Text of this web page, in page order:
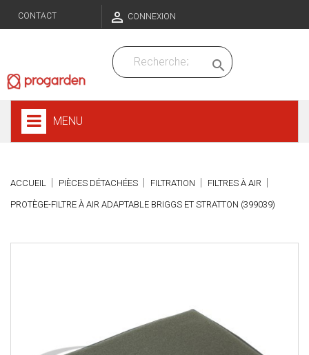
CONTACT  CONNEXION

MENU
ACCUEIL PIÈCES DÉTACHÉES FILTRATION FILTRES À AIR
PROTÈGE-FILTRE À AIR ADAPTABLE BRIGGS ET STRATTON (399039)